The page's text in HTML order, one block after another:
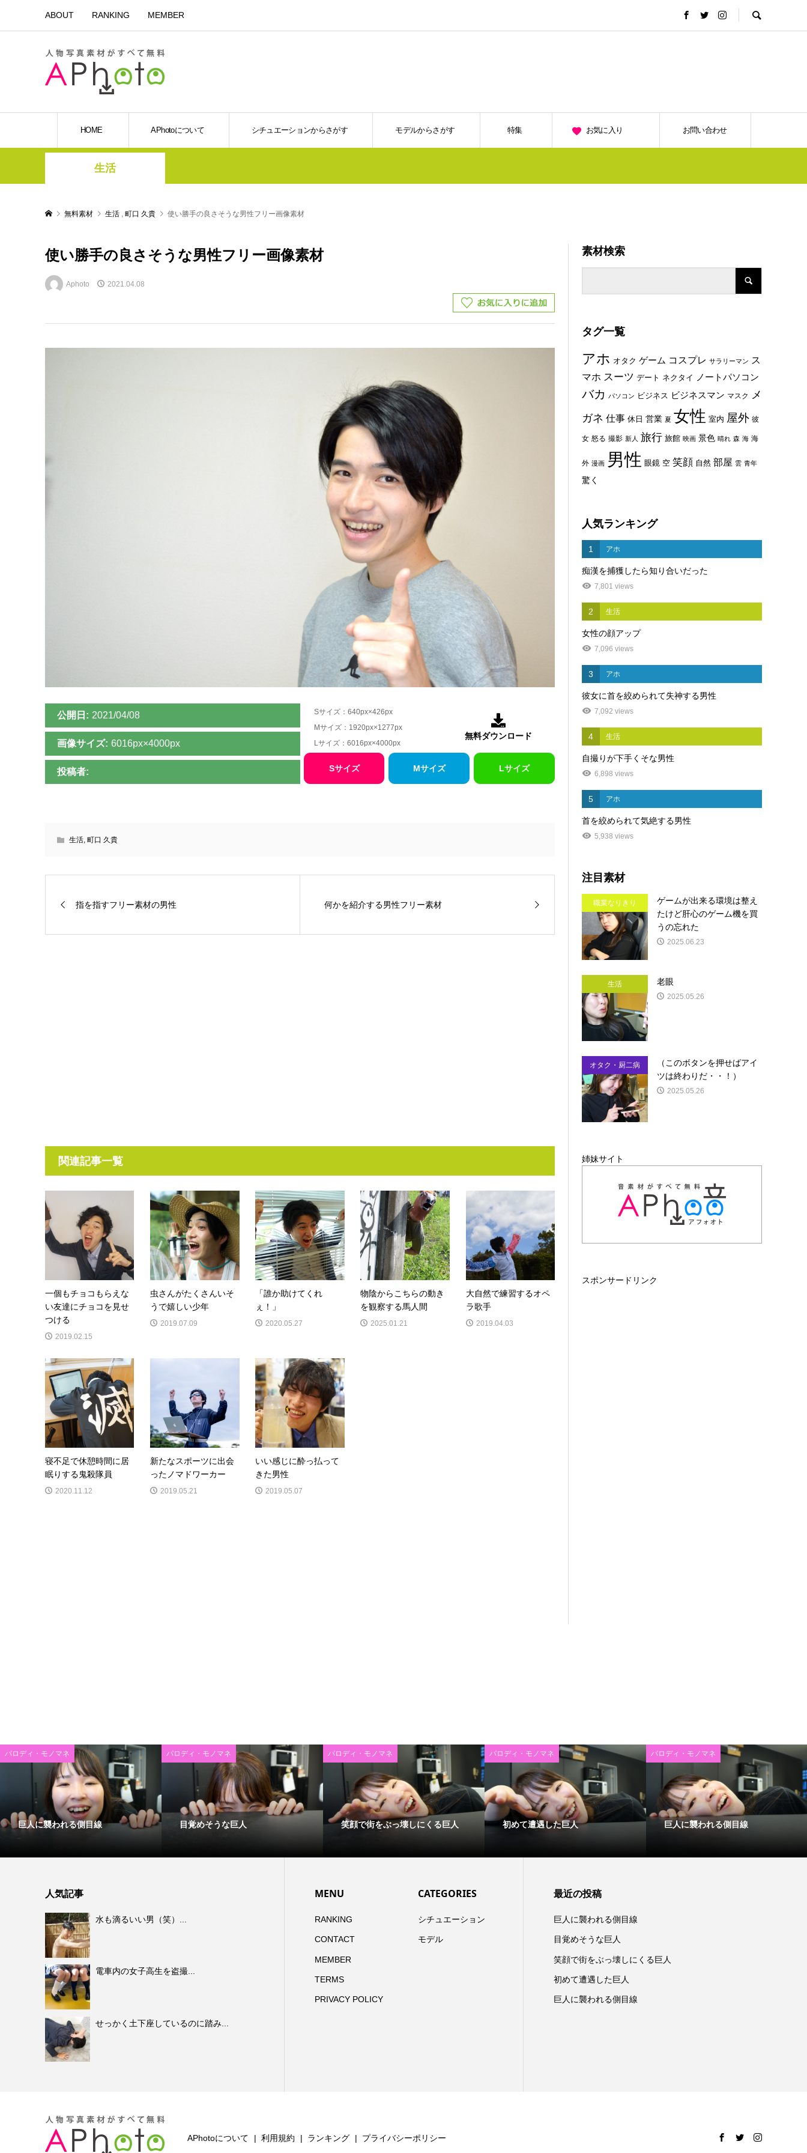
ABOUT RANKING MEMBER
HOME APhotoについて シチュエーションからさがす モデルからさがす 特集 お気に入り お問い合わせ
生活
無料素材 生活 , 町口 久貴 使い勝手の良さそうな男性フリー画像素材
使い勝手の良さそうな男性フリー画像素材
Aphoto 2021.04.08
公開日: 2021/04/08
画像サイズ: 6016px×4000px
投稿者:
Sサイズ：640px×426px
Mサイズ：1920px×1277px
Lサイズ：6016px×4000px

無料ダウンロード
Sサイズ Mサイズ Lサイズ
生活, 町口 久貴
指を指すフリー素材の男性 何かを紹介する男性フリー素材
関連記事一覧
一個もチョコもらえな
い友達にチョコを見せ
つける
2019.02.15
虫さんがたくさんいそ
うで嬉しい少年
2019.07.09
「誰か助けてくれ
ぇ！」
2020.05.27
物陰からこちらの動き
を観察する馬人間
2025.01.21
大自然で練習するオペ
ラ歌手
2019.04.03
寝不足で休憩時間に居
眠りする鬼殺隊員
2020.11.12
新たなスポーツに出会
ったノマドワーカー
2019.05.21
いい感じに酔っ払って
きた男性
2019.05.07
素材検索
タグ一覧
アホ オタク ゲーム コスプレ サラリーマン ス
マホ スーツ デート ネクタイ ノートパソコン
バカ パソコン ビジネス ビジネスマン マスク メ
ガネ 仕事 休日 営業 夏 女性 室内 屋外 彼
女 怒る 撮影 新人 旅行 旅館 映画 景色 晴れ 森 海 海
外 漫画 男性 眼鏡 空 笑顔 自然 部屋 雲 青年
驚く
人気ランキング
1 アホ
痴漢を捕獲したら知り合いだった
7,801 views
2 生活
女性の顔アップ
7,096 views
3 アホ
彼女に首を絞められて失神する男性
7,092 views
4 生活
自撮りが下手くそな男性
6,898 views
5 アホ
首を絞められて気絶する男性
5,938 views
注目素材
職業なりきり
ゲームが出来る環境は整え
たけど肝心のゲーム機を買
うの忘れた
2025.06.23
生活 老眼
2025.05.26
オタク・厨二病
（このボタンを押せばアイ
ツは終わりだ・・！）
2025.05.26
姉妹サイト
スポンサードリンク
パロディ・モノマネ
巨人に襲われる側目線
パロディ・モノマネ
目覚めそうな巨人
パロディ・モノマネ
笑顔で街をぶっ壊しにくる巨人
パロディ・モノマネ
初めて遭遇した巨人
パロディ・モノマネ
巨人に襲われる側目線
人気記事
水も滴るいい男（笑）...
電車内の女子高生を盗撮...
せっかく土下座しているのに踏み...
MENU
RANKING
CONTACT
MEMBER
TERMS
PRIVACY POLICY
CATEGORIES
シチュエーション
モデル
最近の投稿
巨人に襲われる側目線
目覚めそうな巨人
笑顔で街をぶっ壊しにくる巨人
初めて遭遇した巨人
巨人に襲われる側目線
APhotoについて 利用規約 ランキング プライバシーポリシー